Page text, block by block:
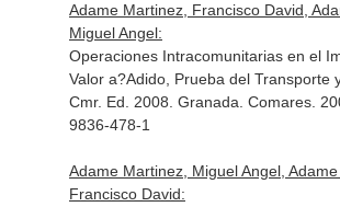
Adame Martinez, Francisco David,
Miguel Angel:
Operaciones Intracomunitarias en el
Valor a?Adido, Prueba del Transporte
Cmr. Ed. 2008. Granada. Comares.
9836-478-1
Adame Martinez, Miguel Angel, Adame
Francisco David: